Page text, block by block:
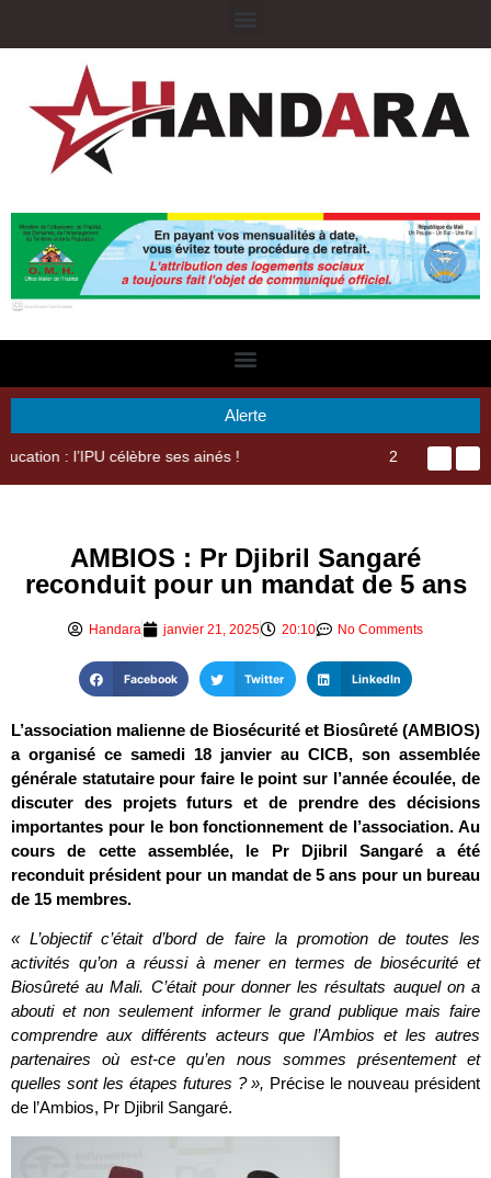
Alerte
29ème Assemblée Générale Ordinaire de l’Union Nyèsigiso : L’encours total des dépôts des membres passé de 18 milliards en 2024 à 21 milliards en 2025
AMBIOS : Pr Djibril Sangaré
reconduit pour un mandat de 5 ans
Handara janvier 21, 2025 20:10 No Comments
Facebook Twitter LinkedIn
L’association malienne de Biosécurité et Biosûreté (AMBIOS)
a organisé ce samedi 18 janvier au CICB, son assemblée
générale statutaire pour faire le point sur l’année écoulée, de
discuter des projets futurs et de prendre des décisions
importantes pour le bon fonctionnement de l’association. Au
cours de cette assemblée, le Pr Djibril Sangaré a été
reconduit président pour un mandat de 5 ans pour un bureau
de 15 membres.
« L’objectif c’était d’bord de faire la promotion de toutes les
activités qu’on a réussi à mener en termes de biosécurité et
Biosûreté au Mali. C’était pour donner les résultats auquel on a
abouti et non seulement informer le grand publique mais faire
comprendre aux différents acteurs que l’Ambios et les autres
partenaires où est-ce qu’en nous sommes présentement et
quelles sont les étapes futures ? », Précise le nouveau président
de l’Ambios, Pr Djibril Sangaré.